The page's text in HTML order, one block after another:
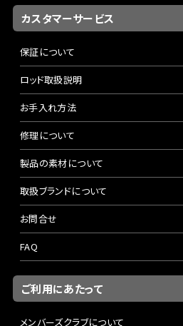
カスタマーサービス
保証について
ロッド取扱説明
お手入れ方法
修理について
製品の素材について
取扱ブランドについて
お問合せ
FAQ
ご利用にあたって
メンバーズクラブについて